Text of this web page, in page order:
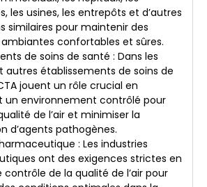
les usines, les entrepôts et d’autres
similaires pour maintenir des
confortables et sûres.
de soins de santé : Dans les
autres établissements de soins de
jouent un rôle crucial en
un environnement contrôlé pour
de l’air et minimiser la
d’agents pathogènes.
: Les industries
ont des exigences strictes en
de la qualité de l’air pour